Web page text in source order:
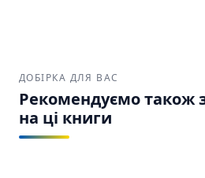
ДОБІРКА ДЛЯ ВАС
Рекомендуємо також
на ці книги